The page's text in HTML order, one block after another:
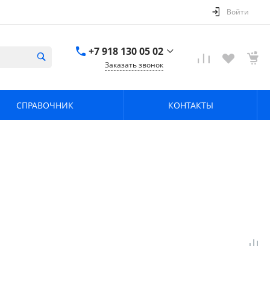
Войти
+7 918 130 05 02
Заказать звонок
СПРАВОЧНИК КОНТАКТЫ